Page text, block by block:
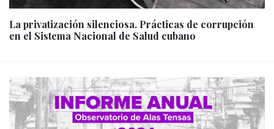
La privatización silenciosa. Prácticas de corrupción
en el Sistema Nacional de Salud cubano